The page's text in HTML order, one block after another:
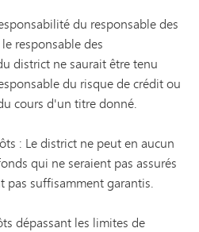
du responsable des
responsable des
district ne saurait être tenu
du risque de crédit ou
cours d'un titre donné.
: Le district ne peut en aucun
qui ne seraient pas assurés
pas suffisamment garantis.
dépassant les limites de